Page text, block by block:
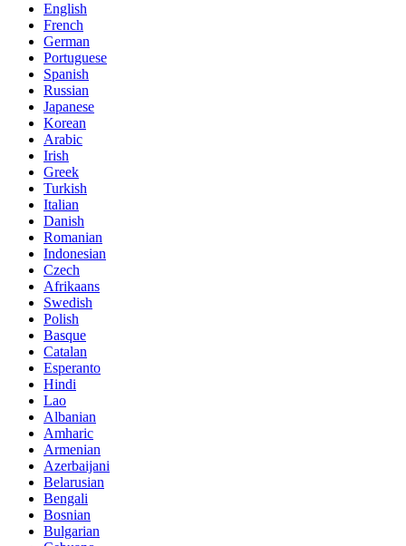
English
French
German
Portuguese
Spanish
Russian
Japanese
Korean
Arabic
Irish
Greek
Turkish
Italian
Danish
Romanian
Indonesian
Czech
Afrikaans
Swedish
Polish
Basque
Catalan
Esperanto
Hindi
Lao
Albanian
Amharic
Armenian
Azerbaijani
Belarusian
Bengali
Bosnian
Bulgarian